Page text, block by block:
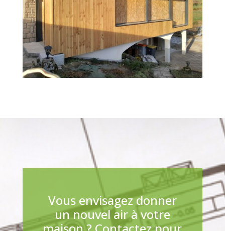
Vous envisagez donner
un nouvel air à votre